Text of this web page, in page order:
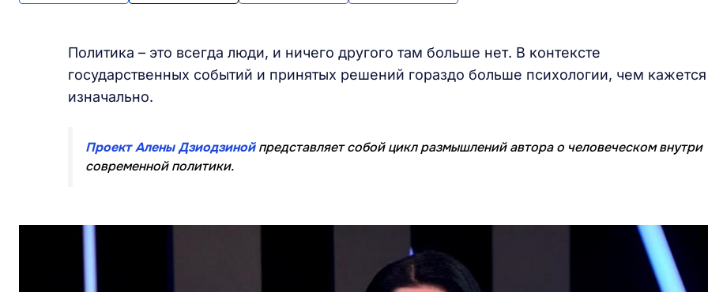
Политика – это всегда люди, и ничего другого там больше нет. В контексте
государственных событий и принятых решений гораздо больше психологии, чем кажется
изначально.
Проект Алены Дзиодзинойпредставляет собой цикл размышлений автора о человеческом внутри
современной политики.